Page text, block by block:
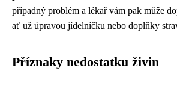
případný problém a lékař vám pak může
ať už úpravou jídelníčku nebo doplňky
Příznaky nedostatku živin